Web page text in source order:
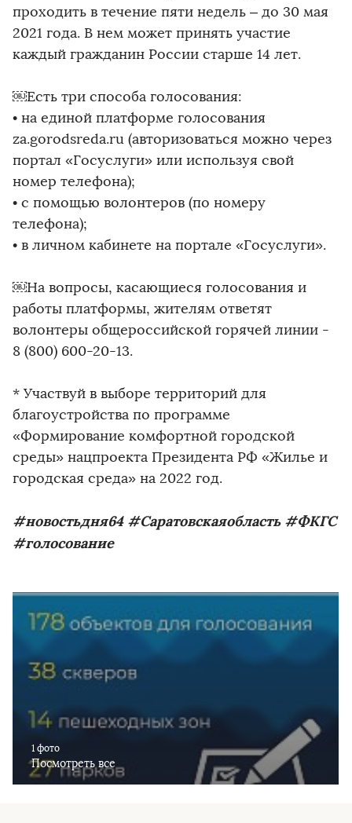
проходить в течение пяти недель – до 30 мая
2021 года. В нем может принять участие
каждый гражданин России старше 14 лет.
￼Есть три способа голосования:
• на единой платформе голосования
za.gorodsreda.ru (авторизоваться можно через
портал «Госуслуги» или используя свой
номер телефона);
• с помощью волонтеров (по номеру
телефона);
• в личном кабинете на портале «Госуслуги».
￼На вопросы, касающиеся голосования и
работы платформы, жителям ответят
волонтеры общероссийской горячей линии -
8 (800) 600-20-13.
* Участвуй в выборе территорий для
благоустройства по программе
«Формирование комфортной городской
среды» нацпроекта Президента РФ «Жилье и
городская среда» на 2022 год.
#новостьдня64 #Саратовскаяобласть #ФКГС
#голосование
1 фото
Посмотреть все